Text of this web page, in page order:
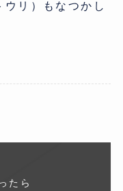
リ）もなつかし
たら